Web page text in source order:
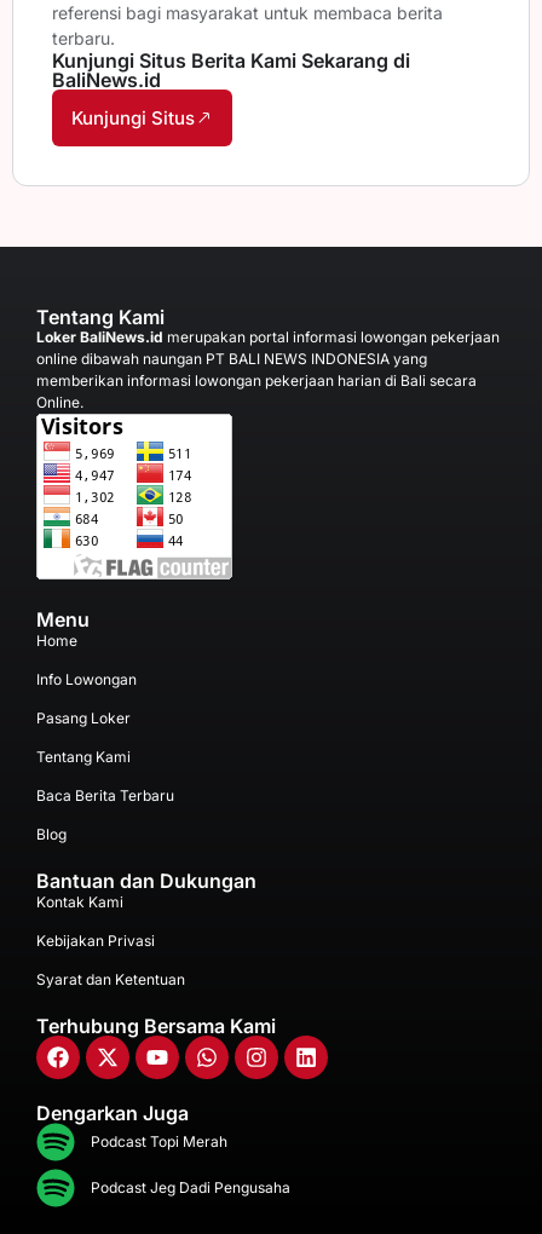
referensi bagi masyarakat untuk membaca berita
terbaru.
Kunjungi Situs Berita Kami Sekarang di
BaliNews.id
Kunjungi Situs
Tentang Kami
Loker BaliNews.id merupakan portal informasi lowongan pekerjaan
online dibawah naungan PT BALI NEWS INDONESIA yang
memberikan informasi lowongan pekerjaan harian di Bali secara
Online.
Menu
Home
Info Lowongan
Pasang Loker
Tentang Kami
Baca Berita Terbaru
Blog
Bantuan dan Dukungan
Kontak Kami
Kebijakan Privasi
Syarat dan Ketentuan
Terhubung Bersama Kami
Dengarkan Juga
Podcast Topi Merah
Podcast Jeg Dadi Pengusaha